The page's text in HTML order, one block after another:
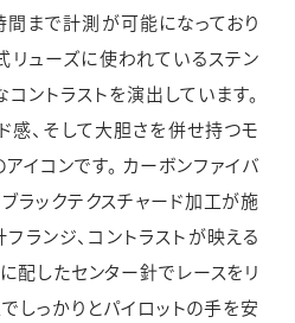
まで計測が可能になっており
リューズに使われているステン
ントラストを演出しています。
感、そして大胆さを併せ持つモ
イコンです。 カーボンファイバ
ラックテクスチャード加工が施
ランジ、コントラストが映える
配したセンター針でレースをリ
しっかりとパイロットの手を安